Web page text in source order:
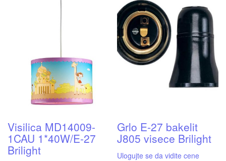
Visilica MD14009-
1CAU 1*40W/E-27
Brilight
Grlo E-27 bakelit
J805 visece Brilight
Ulogujte se da vidite cene